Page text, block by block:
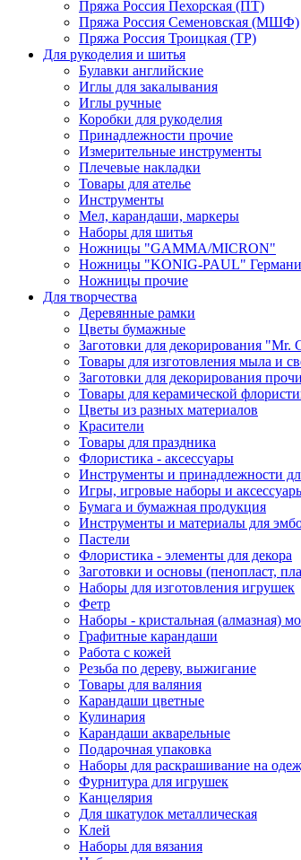
Пряжа Россия Пехорская (ПТ)
Пряжа Россия Семеновская (МШФ)
Пряжа Россия Троицкая (ТР)
Для рукоделия и шитья
Булавки английские
Иглы для закалывания
Иглы ручные
Коробки для рукоделия
Принадлежности прочие
Измерительные инструменты
Плечевые накладки
Товары для ателье
Инструменты
Мел, карандаши, маркеры
Наборы для шитья
Ножницы "GAMMA/MICRON"
Ножницы "KONIG-PAUL"
Ножницы прочие
Для творчества
Деревянные рамки
Цветы бумажные
Заготовки для декорирования "Mr.
Товары для изготовления мыла и
Заготовки для декорирования
Товары для керамической
Цветы из разных материалов
Красители
Товары для праздника
Флористика - аксессуары
Инструменты и принадлежности
Игры, игровые наборы и
Бумага и бумажная продукция
Инструменты и материалы для
Пастели
Флористика - элементы для декора
Заготовки и основы (пенопласт,
Наборы для изготовления игрушек
Фетр
Наборы - кристальная (алмазная)
Графитные карандаши
Работа с кожей
Резьба по дереву, выжигание
Товары для валяния
Карандаши цветные
Кулинария
Карандаши акварельные
Подарочная упаковка
Наборы для раскрашивание на
Фурнитура для игрушек
Канцелярия
Для шкатулок металлическая
Клей
Наборы для вязания